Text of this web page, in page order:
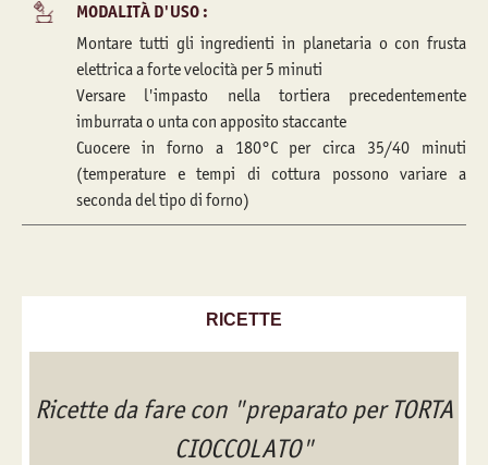
MODALITÀ D'USO :
Montare tutti gli ingredienti in planetaria o con frusta
elettrica a forte velocità per 5 minuti
Versare l'impasto nella tortiera precedentemente
imburrata o unta con apposito staccante
Cuocere in forno a 180°C per circa 35/40 minuti
(temperature e tempi di cottura possono variare a
seconda del tipo di forno)
RICETTE
Ricette da fare con "preparato per TORTA
CIOCCOLATO"